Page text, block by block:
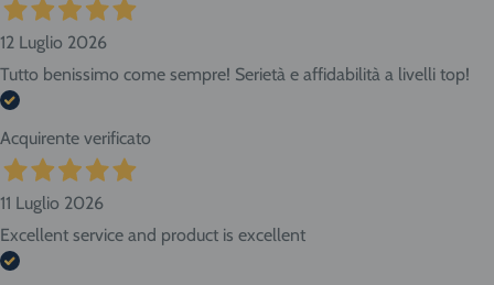
12 Luglio 2026
Tutto benissimo come sempre! Serietà e affidabilità a livelli top!
Acquirente verificato
11 Luglio 2026
Excellent service and product is excellent